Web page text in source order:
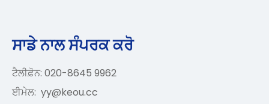
ਸਾਡੇ ਨਾਲ ਸੰਪਰਕ ਕਰੋ
ਟੈਲੀਫ਼ੋਨ: 020-8645 9962
ਈਮੇਲ: yy@keou.cc